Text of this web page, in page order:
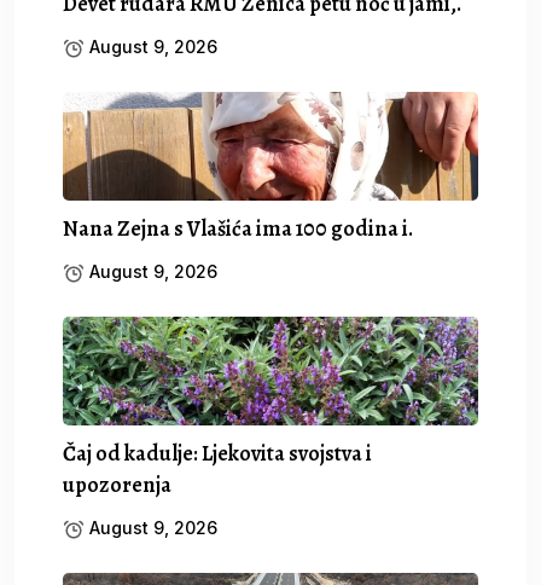
August 9, 2026
Nana Zejna s Vlašića ima 100 godina i.
August 9, 2026
Čaj od kadulje: Ljekovita svojstva i
upozorenja
August 9, 2026